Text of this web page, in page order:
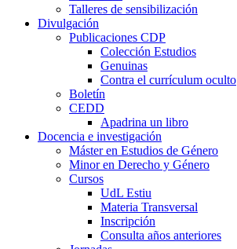
Talleres de sensibilización
Divulgación
Publicaciones CDP
Colección Estudios
Genuinas
Contra el currículum oculto
Boletín
CEDD
Apadrina un libro
Docencia e investigación
Máster en Estudios de Género
Minor en Derecho y Género
Cursos
UdL Estiu
Materia Transversal
Inscripción
Consulta años anteriores